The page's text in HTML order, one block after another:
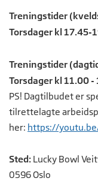
Treningstider
Torsdager kl 17.45-
Treningstider
Torsdager kl 11.00 -
PS! Dagtilbudet er
tilrettelagte
her: https://
Sted: Lucky Bowl
0596 Oslo